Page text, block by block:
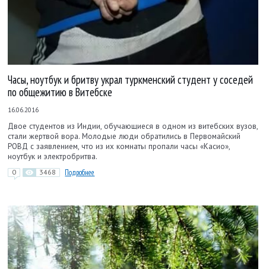
Часы, ноутбук и бритву украл туркменский студент у соседей
по общежитию в Витебске
16.06.2016
Двое студентов из Индии, обучающиеся в одном из витебских вузов,
стали жертвой вора. Молодые люди обратились в Первомайский
РОВД с заявлением, что из их комнаты пропали часы «Касио»,
ноутбук и электробритва.
0 3468 Подробнее